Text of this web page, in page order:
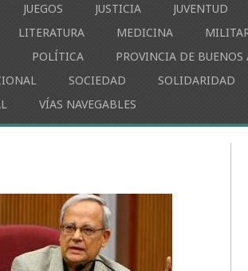
JUEGOS JUSTICIA JUVENTUD
LITERATURA MEDICINA
POLÍTICA PROVINCIA DE BUENOS
SOCIEDAD SOLIDARIDAD
VÍAS NAVEGABLES